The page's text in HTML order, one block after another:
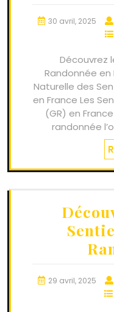
30 avril, 2025
Découvrez
Randonnée en
Naturelle des
en France Les
(GR) en
randonnée
29 avril, 2025